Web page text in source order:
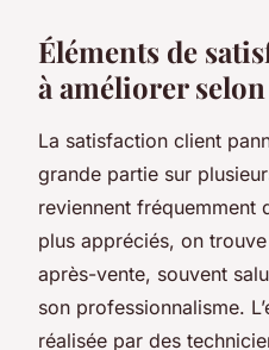
Éléments de
à améliorer
La satisfaction client
grande partie sur
reviennent fréquemment
plus appréciés, on
après-vente, souvent
son professionnalisme.
réalisée par des